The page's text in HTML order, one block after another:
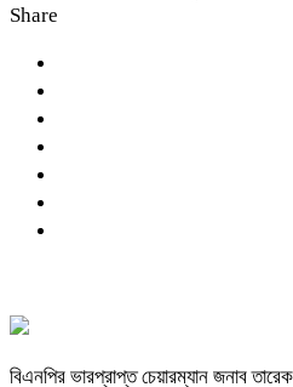
Share
বিএনপির ভারপ্রাপ্ত চেয়ারম্যান জনাব